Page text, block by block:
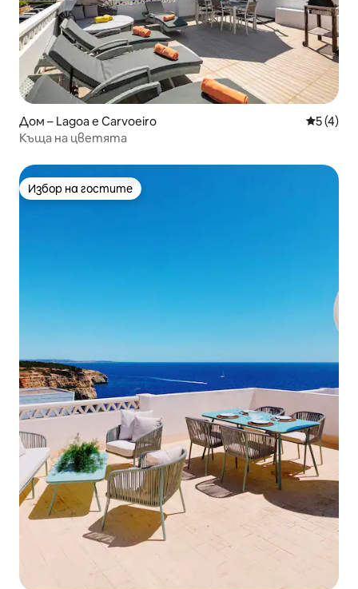
Дом – Lagoa e Carvoeiro Средна
5 (4)
Къща на цветята
Избор на гостите
Избор на гостите